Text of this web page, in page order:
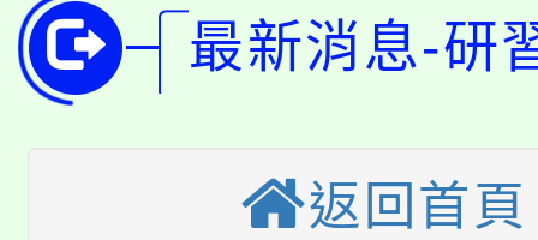
生本土語及新住民語歌
公告本校115學年度第
代理(課)教師甄選結果(
公告本校115學年度第
代理(課)教師甄選結果(
轉知中國文化大學推廣
《TA101》溝通分析基
轉知苗栗縣政府辦理
最新消息-研
返回首頁